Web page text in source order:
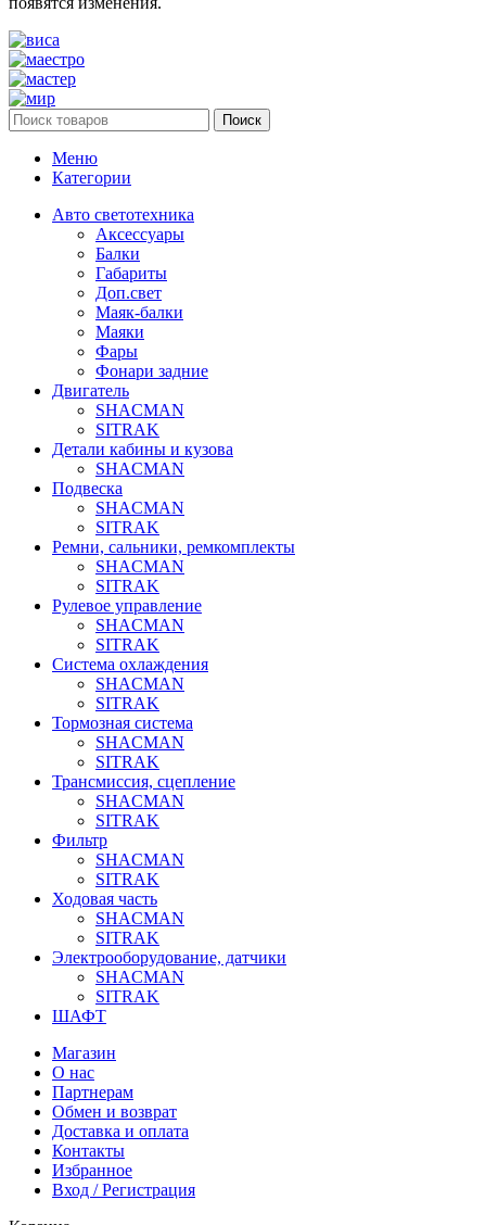
Поиск
Меню
Категории
Авто светотехника
Аксессуары
Балки
Габариты
Доп.свет
Маяк-балки
Маяки
Фары
Фонари задние
Двигатель
SHACMAN
SITRAK
Детали кабины и кузова
SHACMAN
Подвеска
SHACMAN
SITRAK
Ремни, сальники, ремкомплекты
SHACMAN
SITRAK
Рулевое управление
SHACMAN
SITRAK
Система охлаждения
SHACMAN
SITRAK
Тормозная система
SHACMAN
SITRAK
Трансмиссия, сцепление
SHACMAN
SITRAK
Фильтр
SHACMAN
SITRAK
Ходовая часть
SHACMAN
SITRAK
Электрооборудование, датчики
SHACMAN
SITRAK
ШАФТ
Магазин
О нас
Партнерам
Обмен и возврат
Доставка и оплата
Контакты
Избранное
Вход / Регистрация